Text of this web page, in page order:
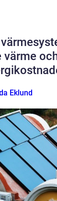
värme
Eklund